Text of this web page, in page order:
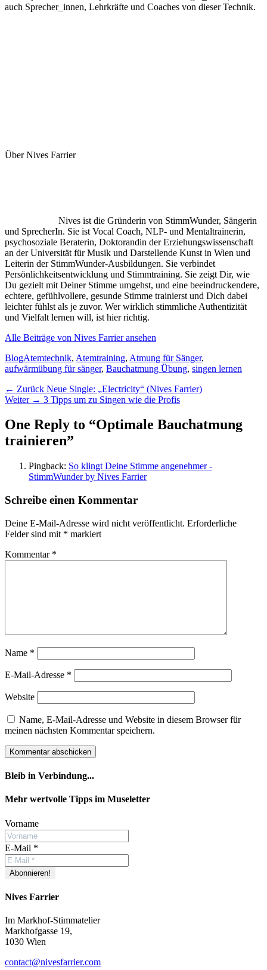
auch Sprecher_innen, Lehrkräfte und Coaches von dieser Technik.
Über Nives Farrier
Nives ist die Gründerin von StimmWunder, Sängerin
und SprecherIn. Sie ist Vocal Coach, NLP- und Mentaltrainerin,
psychosoziale Beraterin, Doktorandin der Erziehungswissenschaft
an der Universität für Musik und Darstellende Kunst in Wien und
Leiterin der StimmWunder-Ausbildungen. Sie verbindet
Persönlichkeitsentwicklung und Stimmtraining. Sie zeigt Dir, wie
Du gezielt mit Deiner Stimme umgehst, und eine beeindruckendere,
echtere, gefühlvollere, gesunde Stimme trainierst und Dich dabei
leichter fühlst als je zuvor. Wer wirklich stimmliche Authentizität
und Vielfalt lernen will, ist hier richtig.
Alle Beiträge von Nives Farrier ansehen
Kategorien
BlogSchlagworte
Atemtechnik, Atemtraining, Atmung für Sänger,
aufwärmübung für sänger, Bauchatmung Übung, singen lernen
Beitragsnavigation
← Zurück Vorheriger
Beitrag:
Neue Single: „Electricity“ (Nives Farrier)
Weiter → Nächster
3 Tipps um zu Singen wie die Profis
One Reply to “Optimale Bauchatmung
trainieren”
Pingback: So klingt Deine Stimme angenehmer -
StimmWunder by Nives Farrier
Schreibe einen Kommentar
Deine E-Mail-Adresse wird nicht veröffentlicht. Erforderliche
Felder sind mit * markiert
Kommentar *
Name *
E-Mail-Adresse *
Website
Name, E-Mail-Adresse und Website in diesem Browser für
meinen nächsten Kommentar speichern.
Bleib in Verbindung...
Facebook
YouTube
Instagram
Mehr wertvolle Tipps im Museletter
Vorname
E-Mail *
Nives Farrier
Im Markhof-Stimmatelier
Markhofgasse 19,
1030 Wien
contact@nivesfarrier.com